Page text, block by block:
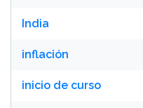
India
inflación
inicio de curso